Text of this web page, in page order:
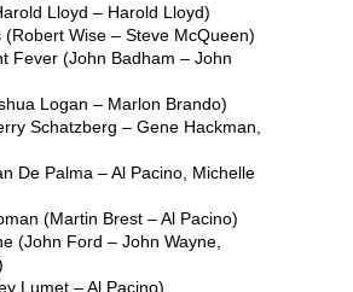
Lloyd – Harold Lloyd)
(Robert Wise – Steve McQueen)
Fever (John Badham – John
Logan – Marlon Brando)
Schatzberg – Gene Hackman,
De Palma – Al Pacino, Michelle
(Martin Brest – Al Pacino)
(John Ford – John Wayne,
Lumet – Al Pacino)